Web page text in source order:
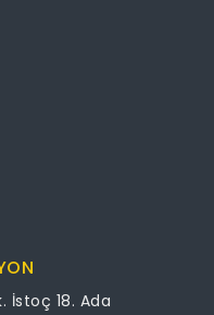
İstoç 18. Ada